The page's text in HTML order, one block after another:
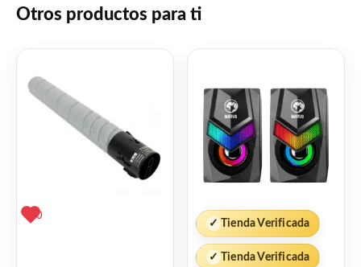
ofrece potencia suficiente para sistemas
trabajo multitarea sin complicaciones.
Especificaciones Técnicas
Procesador:
Intel Core i5 4590 –
3.30GHz
Memoria RAM: 8GB
Otros productos para ti
0
✓ Tienda Verificada
✓ Tienda Verificada